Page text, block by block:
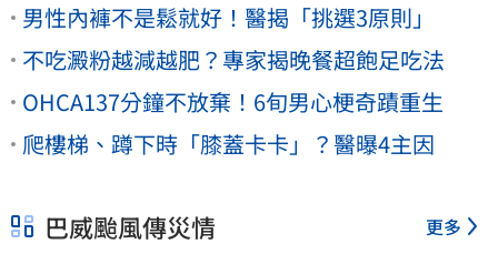
男性內褲不是鬆就好！醫揭「挑選3原則」
不吃澱粉越減越肥？專家揭晚餐超飽足吃法
OHCA137分鐘不放棄！6旬男心梗奇蹟重生
爬樓梯、蹲下時「膝蓋卡卡」？醫曝4主因
巴威颱風傳災情 更多